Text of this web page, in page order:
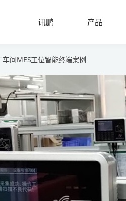
讯鹏
产品
车间MES工位智能终端案例